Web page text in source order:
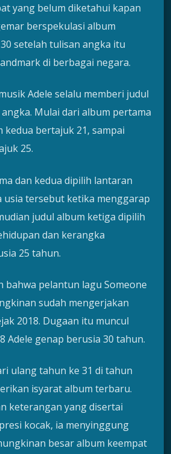
yang belum diketahui kapan
berspekulasi album
setelah tulisan angka itu
di berbagai negara.
Adele selalu memberi judul
Mulai dari album pertama
kedua bertajuk 21, sampai
25.
dan kedua dipilih lantaran
usia tersebut ketika menggarap
judul album ketiga dipilih
dan kerangka
25 tahun.
bahwa pelantun lagu Someone
sudah mengerjakan
2018. Dugaan itu muncul
Adele genap berusia 30 tahun.
ulang tahun ke 31 di tahun
isyarat album terbaru.
keterangan yang disertai
kocak, ia menyinggung
besar album keempat